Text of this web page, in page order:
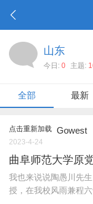
山东
今日: 0 主题:
全部 最新
点击重新加载 Gowest
2023-4-24
曲阜师范大学原
我也来说说陶愚川先
授，在我校风雨兼程六